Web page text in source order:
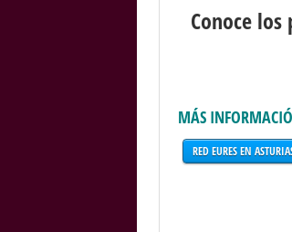
Conoce
MÁS
RED EURES EN